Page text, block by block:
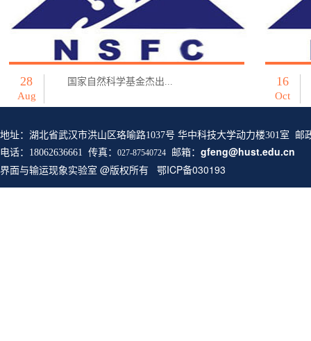
28
Aug
国家自然科学基金杰出... 16
Oct
地址：湖北省武汉市洪山区珞喻路1037号 华中科技大学动力楼301室
电话：18062636661 传真： 027-87540724 邮箱： gfeng@hust.edu.cn
界面与输运现象实验室 @版权所有 鄂ICP备030193